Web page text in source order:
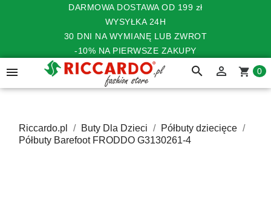
DARMOWA DOSTAWA OD 199 zł
WYSYŁKA 24H
30 DNI NA WYMIANĘ LUB ZWROT
-10% NA PIERWSZE ZAKUPY
 search  shopping_cart 0
Riccardo.pl Buty Dla Dzieci
Półbuty dziecięce
Półbuty Barefoot FRODDO G3130261-4